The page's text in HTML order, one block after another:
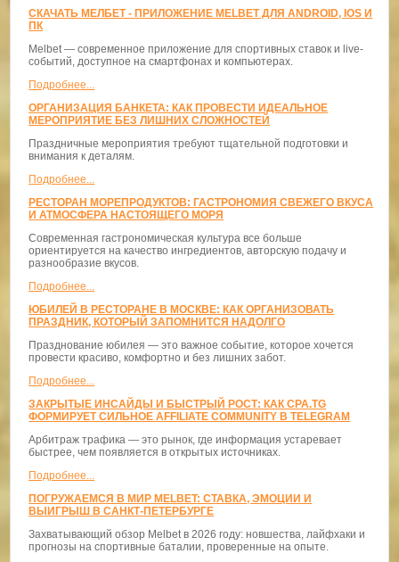
СКАЧАТЬ МЕЛБЕТ - ПРИЛОЖЕНИЕ MELBET ДЛЯ ANDROID, IOS И
ПК
Melbet — современное приложение для спортивных ставок и live-
событий, доступное на смартфонах и компьютерах.
Подробнее...
ОРГАНИЗАЦИЯ БАНКЕТА: КАК ПРОВЕСТИ ИДЕАЛЬНОЕ
МЕРОПРИЯТИЕ БЕЗ ЛИШНИХ СЛОЖНОСТЕЙ
Праздничные мероприятия требуют тщательной подготовки и
внимания к деталям.
Подробнее...
РЕСТОРАН МОРЕПРОДУКТОВ: ГАСТРОНОМИЯ СВЕЖЕГО ВКУСА
И АТМОСФЕРА НАСТОЯЩЕГО МОРЯ
Современная гастрономическая культура все больше
ориентируется на качество ингредиентов, авторскую подачу и
разнообразие вкусов.
Подробнее...
ЮБИЛЕЙ В РЕСТОРАНЕ В МОСКВЕ: КАК ОРГАНИЗОВАТЬ
ПРАЗДНИК, КОТОРЫЙ ЗАПОМНИТСЯ НАДОЛГО
Празднование юбилея — это важное событие, которое хочется
провести красиво, комфортно и без лишних забот.
Подробнее...
ЗАКРЫТЫЕ ИНСАЙДЫ И БЫСТРЫЙ РОСТ: КАК CPA.TG
ФОРМИРУЕТ СИЛЬНОЕ AFFILIATE COMMUNITY В TELEGRAM
Арбитраж трафика — это рынок, где информация устаревает
быстрее, чем появляется в открытых источниках.
Подробнее...
ПОГРУЖАЕМСЯ В МИР MELBET: СТАВКА, ЭМОЦИИ И
ВЫИГРЫШ В САНКТ-ПЕТЕРБУРГЕ
Захватывающий обзор Melbet в 2026 году: новшества, лайфхаки и
прогнозы на спортивные баталии, проверенные на опыте.